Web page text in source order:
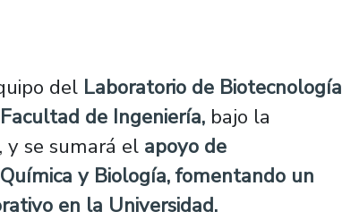
del Laboratorio de Biotecnología
de Ingeniería, bajo la
y se sumará el apoyo de
y Biología, fomentando un
en la Universidad.